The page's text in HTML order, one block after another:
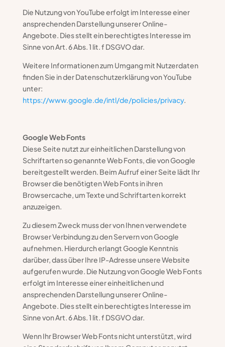
Die Nutzung von YouTube erfolgt im Interesse einer
ansprechenden Darstellung unserer Online-
Angebote. Dies stellt ein berechtigtes Interesse im
Sinne von Art. 6 Abs. 1 lit. f DSGVO dar.
Weitere Informationen zum Umgang mit Nutzerdaten
finden Sie in der Datenschutzerklärung von YouTube
unter:
https://www.google.de/intl/de/policies/privacy.
Google Web Fonts
Diese Seite nutzt zur einheitlichen Darstellung von
Schriftarten so genannte Web Fonts, die von Google
bereitgestellt werden. Beim Aufruf einer Seite lädt Ihr
Browser die benötigten Web Fonts in ihren
Browsercache, um Texte und Schriftarten korrekt
anzuzeigen.
Zu diesem Zweck muss der von Ihnen verwendete
Browser Verbindung zu den Servern von Google
aufnehmen. Hierdurch erlangt Google Kenntnis
darüber, dass über Ihre IP-Adresse unsere Website
aufgerufen wurde. Die Nutzung von Google Web Fonts
erfolgt im Interesse einer einheitlichen und
ansprechenden Darstellung unserer Online-
Angebote. Dies stellt ein berechtigtes Interesse im
Sinne von Art. 6 Abs. 1 lit. f DSGVO dar.
Wenn Ihr Browser Web Fonts nicht unterstützt, wird